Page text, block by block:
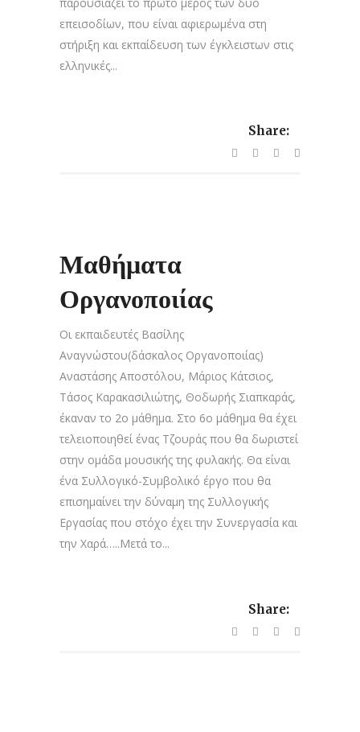
επεισοδίων, που είναι αφιερωμένα στη
στήριξη και εκπαίδευση των έγκλειστων στις
ελληνικές...
Share:
Μαθήματα
Οργανοποιίας
Οι εκπαιδευτές Βασίλης
Αναγνώστου(δάσκαλος Οργανοποιίας)
Αναστάσης Αποστόλου, Μάριος Κάτσιος,
Τάσος Καρακασιλιώτης, Θοδωρής Σιαπκαράς,
έκαναν το 2ο μάθημα. Στο 6ο μάθημα θα έχει
τελειοποιηθεί ένας Τζουράς που θα δωριστεί
στην ομάδα μουσικής της φυλακής. Θα είναι
ένα Συλλογικό-Συμβολικό έργο που θα
επισημαίνει την δύναμη της Συλλογικής
Εργασίας που στόχο έχει την Συνεργασία και
την Χαρά…..Μετά το...
Share: